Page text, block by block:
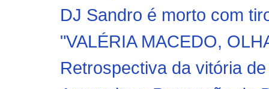
DJ Sandro é morto com
"VALÉRIA MACEDO,
Retrospectiva da vitória